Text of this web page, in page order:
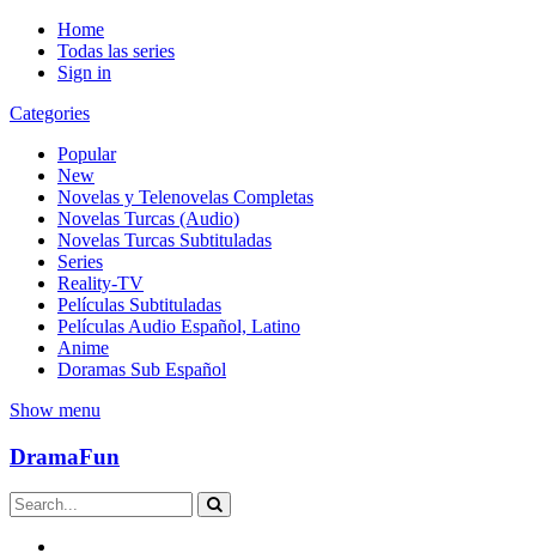
Home
Todas las series
Sign in
Categories
Popular
New
Novelas y Telenovelas Completas
Novelas Turcas (Audio)
Novelas Turcas Subtituladas
Series
Reality-TV
Películas Subtituladas
Películas Audio Español, Latino
Anime
Doramas Sub Español
Show menu
DramaFun